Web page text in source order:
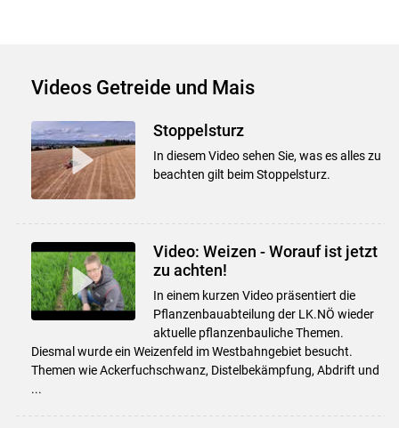
Videos Getreide und Mais
Stoppelsturz
In diesem Video sehen Sie, was es alles zu
beachten gilt beim Stoppelsturz.
Video: Weizen - Worauf ist jetzt
zu achten!
In einem kurzen Video präsentiert die
Pflanzenbauabteilung der LK.NÖ wieder
aktuelle pflanzenbauliche Themen.
Diesmal wurde ein Weizenfeld im Westbahngebiet besucht.
Themen wie Ackerfuchschwanz, Distelbekämpfung, Abdrift und
...